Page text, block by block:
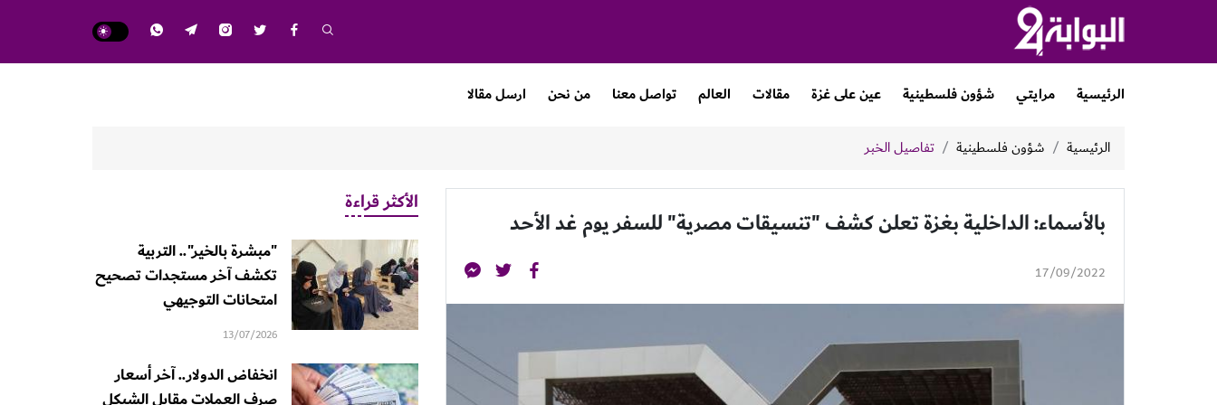
الرئيسية مرايتي شؤون فلسطينية عين على غزة مقالات العالم تواصل معنا من نحن ارسل مقالا
الرئيسية شؤون فلسطينية تفاصيل الخبر
بالأسماء: الداخلية بغزة تعلن كشف "تنسيقات مصرية" للسفر يوم غد الأحد
17/09/2022
الأكثر قراءة
"مبشرة بالخير".. التربية
تكشف آخر مستجدات تصحيح
امتحانات التوجيهي
13/07/2026
انخفاض الدولار.. آخر أسعار
صرف العملات مقابل الشيكل